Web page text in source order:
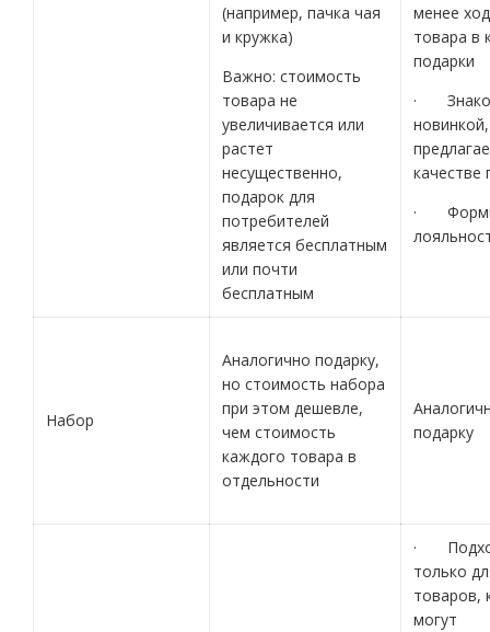
(например, пачка чая
и кружка)
Важно: стоимость
товара не
увеличивается или
растет
несущественно,
подарок для
потребителей
является бесплатным
или почти
бесплатным
менее
товара в
подарки
·
новинкой,
качестве
·
Набор
Аналогично подарку,
но стоимость набора
при этом дешевле,
чем стоимость
каждого товара в
отдельности
подарку
·
только
товаров,
могут